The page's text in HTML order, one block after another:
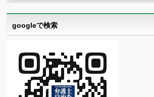
googleで検索